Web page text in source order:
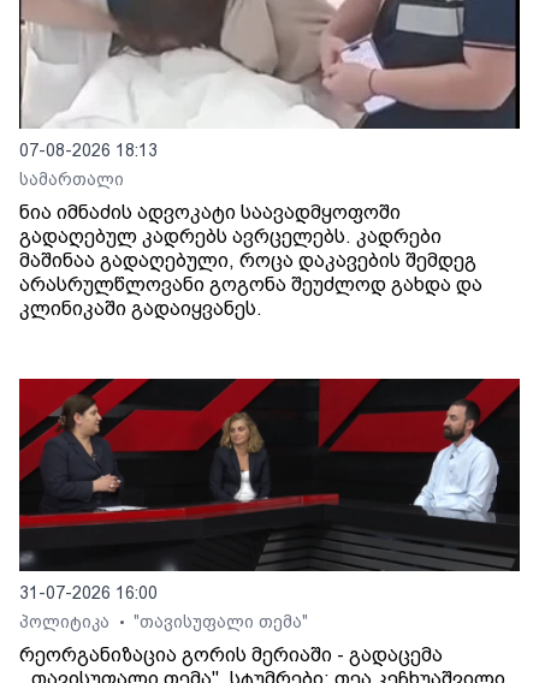
07-08-2026 18:13
სამართალი
ნია იმნაძის ადვოკატი საავადმყოფოში
გადაღებულ კადრებს ავრცელებს. კადრები
მაშინაა გადაღებული, როცა დაკავების შემდეგ
არასრულწლოვანი გოგონა შეუძლოდ გახდა და
კლინიკაში გადაიყვანეს.
31-07-2026 16:00
პოლიტიკა
• "თავისუფალი თემა"
რეორგანიზაცია გორის მერიაში - გადაცემა